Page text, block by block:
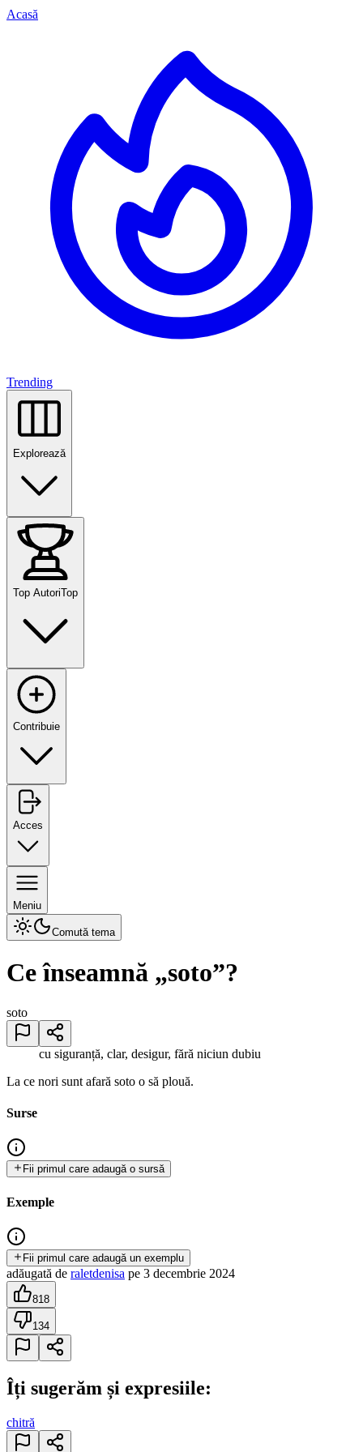
Acasă
Trending
Explorează
Top AutoriTop
Contribuie
Acces
Meniu
Comută tema
Ce înseamnă „soto”?
soto
cu siguranță, clar, desigur, fără niciun dubiu
La ce nori sunt afară soto o să plouă.
Surse
Fii primul care adaugă o sursă
Exemple
Fii primul care adaugă un exemplu
adăugată de raletdenisa pe 3 decembrie 2024
818
134
Îți sugerăm și expresiile:
chitră